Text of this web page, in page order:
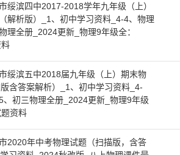
绥滨四中2017-2018学年九年级（上）
解析版）_1、初中学习资料_4-4、物理
理全册_2024更新_物理9年级全：
绥滨五中2018届九年级（上）期末物
含答案解析）_1、初中学习资料_4-
、初三物理全册_2024更新_物理9年级
资料
2020年中考物理试题（扫描版，含答